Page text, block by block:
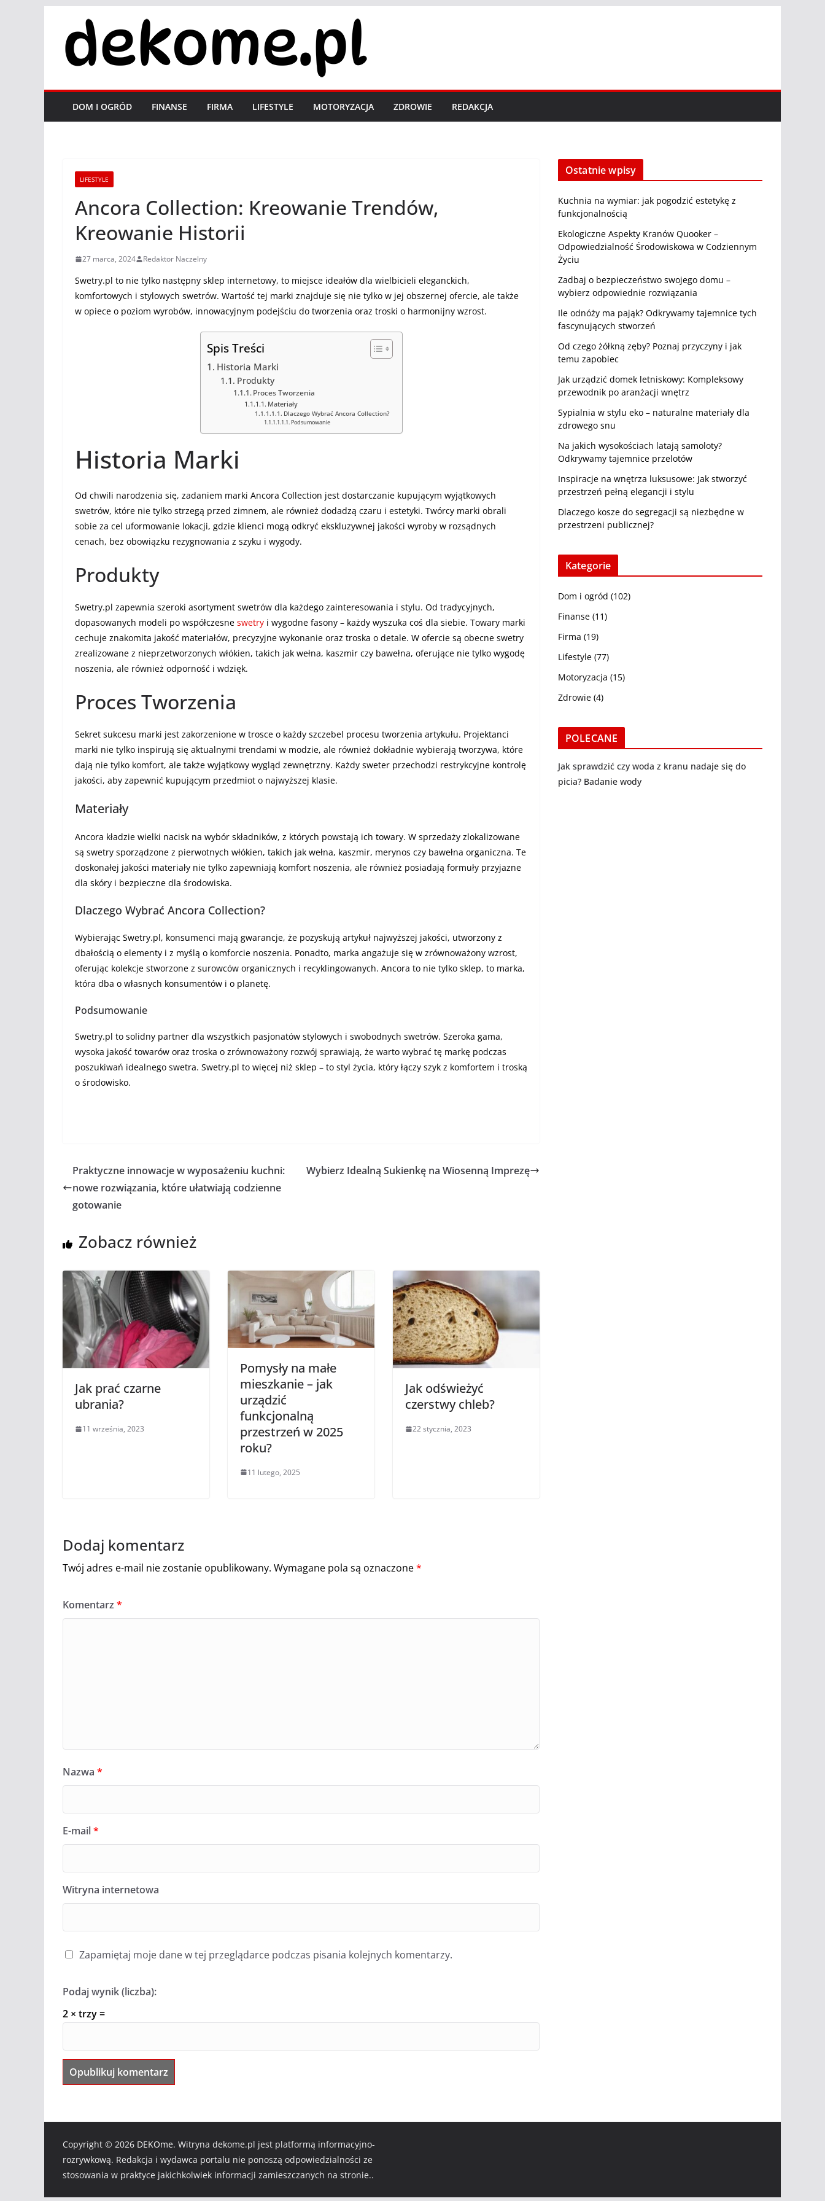
treści
DOM I OGRÓD FINANSE FIRMA LIFESTYLE MOTORYZACJA ZDROWIE REDAKCJA
LIFESTYLE
Ancora Collection: Kreowanie Trendów,
Kreowanie Historii
27 marca, 2024 Redaktor Naczelny
Swetry.pl to nie tylko następny sklep internetowy, to miejsce ideałów dla wielbicieli eleganckich,
komfortowych i stylowych swetrów. Wartość tej marki znajduje się nie tylko w jej obszernej ofercie, ale także
w opiece o poziom wyrobów, innowacyjnym podejściu do tworzenia oraz troski o harmonijny wzrost.
Spis Treści
Historia Marki
Produkty
Proces Tworzenia
Materiały
Dlaczego Wybrać Ancora Collection?
Podsumowanie
Historia Marki
Od chwili narodzenia się, zadaniem marki Ancora Collection jest dostarczanie kupującym wyjątkowych
swetrów, które nie tylko strzegą przed zimnem, ale również dodadzą czaru i estetyki. Twórcy marki obrali
sobie za cel uformowanie lokacji, gdzie klienci mogą odkryć ekskluzywnej jakości wyroby w rozsądnych
cenach, bez obowiązku rezygnowania z szyku i wygody.
Produkty
Swetry.pl zapewnia szeroki asortyment swetrów dla każdego zainteresowania i stylu. Od tradycyjnych,
dopasowanych modeli po współczesne swetry i wygodne fasony – każdy wyszuka coś dla siebie. Towary marki
cechuje znakomita jakość materiałów, precyzyjne wykonanie oraz troska o detale. W ofercie są obecne swetry
zrealizowane z nieprzetworzonych włókien, takich jak wełna, kaszmir czy bawełna, oferujące nie tylko wygodę
noszenia, ale również odporność i wdzięk.
Proces Tworzenia
Sekret sukcesu marki jest zakorzenione w trosce o każdy szczebel procesu tworzenia artykułu. Projektanci
marki nie tylko inspirują się aktualnymi trendami w modzie, ale również dokładnie wybierają tworzywa, które
dają nie tylko komfort, ale także wyjątkowy wygląd zewnętrzny. Każdy sweter przechodzi restrykcyjne kontrolę
jakości, aby zapewnić kupującym przedmiot o najwyższej klasie.
Materiały
Ancora kładzie wielki nacisk na wybór składników, z których powstają ich towary. W sprzedaży zlokalizowane
są swetry sporządzone z pierwotnych włókien, takich jak wełna, kaszmir, merynos czy bawełna organiczna. Te
doskonałej jakości materiały nie tylko zapewniają komfort noszenia, ale również posiadają formuły przyjazne
dla skóry i bezpieczne dla środowiska.
Dlaczego Wybrać Ancora Collection?
Wybierając Swetry.pl, konsumenci mają gwarancje, że pozyskują artykuł najwyższej jakości, utworzony z
dbałością o elementy i z myślą o komforcie noszenia. Ponadto, marka angażuje się w zrównoważony wzrost,
oferując kolekcje stworzone z surowców organicznych i recyklingowanych. Ancora to nie tylko sklep, to marka,
która dba o własnych konsumentów i o planetę.
Podsumowanie
Swetry.pl to solidny partner dla wszystkich pasjonatów stylowych i swobodnych swetrów. Szeroka gama,
wysoka jakość towarów oraz troska o zrównoważony rozwój sprawiają, że warto wybrać tę markę podczas
poszukiwań idealnego swetra. Swetry.pl to więcej niż sklep – to styl życia, który łączy szyk z komfortem i troską
o środowisko.
Praktyczne innowacje w wyposażeniu kuchni:
nowe rozwiązania, które ułatwiają codzienne
gotowanie
Wybierz Idealną Sukienkę na Wiosenną Imprezę
Zobacz również
Jak prać czarne
ubrania?
11 września, 2023
Pomysły na małe
mieszkanie – jak
urządzić
funkcjonalną
przestrzeń w 2025
roku?
11 lutego, 2025
Jak odświeżyć
czerstwy chleb?
22 stycznia, 2023
Dodaj komentarz
Twój adres e-mail nie zostanie opublikowany. Wymagane pola są oznaczone*
Komentarz *
Nazwa *
E-mail*
Witryna internetowa
Zapamiętaj moje dane w tej przeglądarce podczas pisania kolejnych komentarzy.
Podaj wynik (liczba):
2 × trzy =
Ostatnie wpisy
Kuchnia na wymiar: jak pogodzić estetykę z
funkcjonalnością
Ekologiczne Aspekty Kranów Quooker –
Odpowiedzialność Środowiskowa w Codziennym
Życiu
Zadbaj o bezpieczeństwo swojego domu –
wybierz odpowiednie rozwiązania
Ile odnóży ma pająk? Odkrywamy tajemnice tych
fascynujących stworzeń
Od czego żółkną zęby? Poznaj przyczyny i jak
temu zapobiec
Jak urządzić domek letniskowy: Kompleksowy
przewodnik po aranżacji wnętrz
Sypialnia w stylu eko – naturalne materiały dla
zdrowego snu
Na jakich wysokościach latają samoloty?
Odkrywamy tajemnice przelotów
Inspiracje na wnętrza luksusowe: Jak stworzyć
przestrzeń pełną elegancji i stylu
Dlaczego kosze do segregacji są niezbędne w
przestrzeni publicznej?
Kategorie
Dom i ogród (102)
Finanse (11)
Firma (19)
Lifestyle (77)
Motoryzacja (15)
Zdrowie (4)
POLECANE
Jak sprawdzić czy woda z kranu nadaje się do
picia? Badanie wody
Copyright © 2026 DEKOme. Witryna dekome.pl jest platformą informacyjno-
rozrywkową. Redakcja i wydawca portalu nie ponoszą odpowiedzialności ze
stosowania w praktyce jakichkolwiek informacji zamieszczanych na stronie..